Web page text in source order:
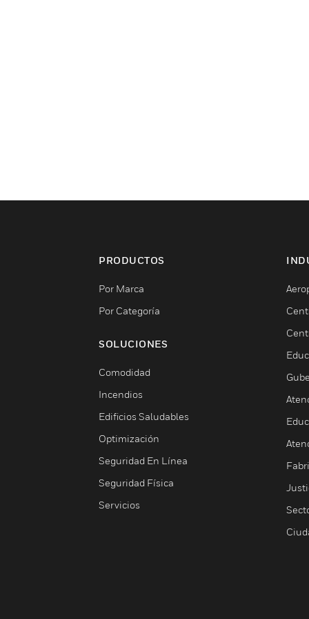
PRODUCTOS
Por Marca
Por Categoría
SOLUCIONES
Comodidad
Incendios
Edificios Saludables
Optimización
Seguridad En Línea
Seguridad Física
Servicios